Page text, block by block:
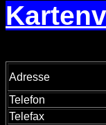
Adresse
Telefon
Telefax